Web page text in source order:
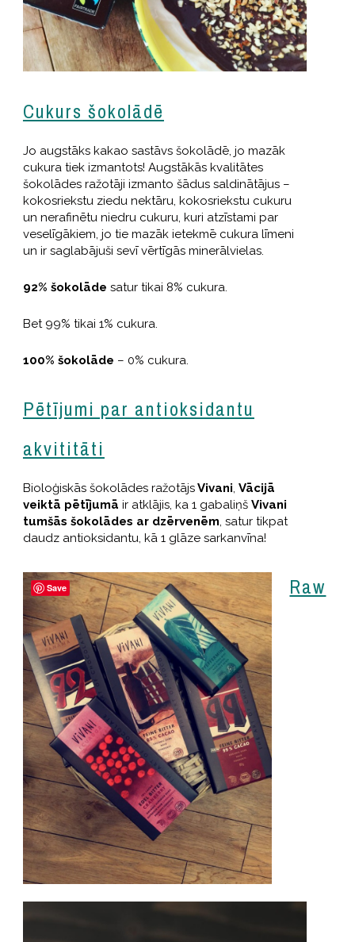
Cukurs šokolādē
Jo augstāks kakao sastāvs šokolādē, jo mazāk
cukura tiek izmantots! Augstākās kvalitātes
šokolādes ražotāji izmanto šādus saldinātājus –
kokosriekstu ziedu nektāru, kokosriekstu cukuru
un nerafinētu niedru cukuru, kuri atzīstami par
veselīgākiem, jo tie mazāk ietekmē cukura līmeni
un ir saglabājuši sevī vērtīgās minerālvielas.
92% šokolāde satur tikai 8% cukura.
Bet 99% tikai 1% cukura.
100% šokolāde – 0% cukura.
Pētījumi par antioksidantu
akvititāti
Bioloģiskās šokolādes ražotājsVivani, Vācijā
veiktā pētījumā ir atklājis, ka 1 gabaliņš Vivani
tumšās šokolādes ar dzērvenēm, satur tikpat
daudz antioksidantu, kā 1 glāze sarkanvīna!
Raw
Save